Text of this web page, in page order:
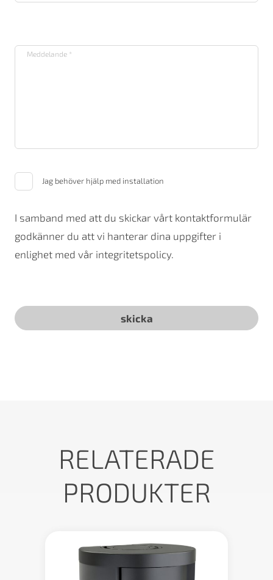
Jag behöver hjälp med installation
I samband med att du skickar vårt kontaktformulär
godkänner du att vi hanterar dina uppgifter i
enlighet med vår integritetspolicy.
RELATERADE
PRODUKTER